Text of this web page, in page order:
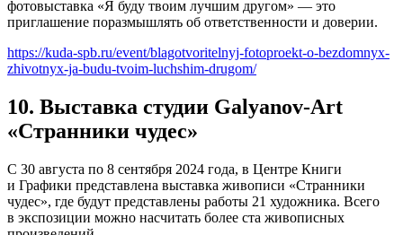
фотовыставка «Я буду твоим лучшим другом» — это
приглашение поразмышлять об ответственности и доверии.
https://kuda-spb.ru/event/blagotvoritelnyj-fotoproekt-o-bezdomnyx-
zhivotnyx-ja-budu-tvoim-luchshim-drugom/
10. Выставка студии Galyanov-Art
«Странники чудес»
С 30 августа по 8 сентября 2024 года, в Центре Книги
и Графики представлена выставка живописи «Странники
чудес», где будут представлены работы 21 художника. Всего
в экспозиции можно насчитать более ста живописных